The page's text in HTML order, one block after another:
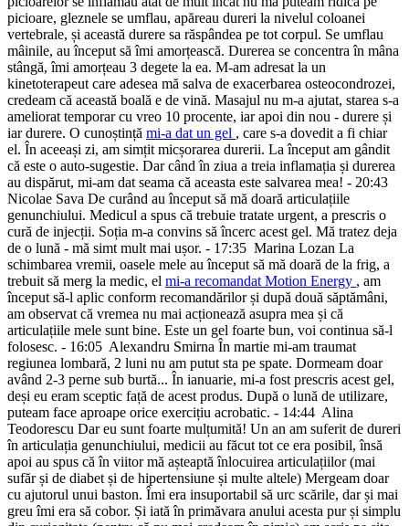
picioare, gleznele se umflau, apăreau dureri la nivelul coloanei
vertebrale, și această durere sa răspândea pe tot corpul. Se umflau
mâinile, au început să îmi amorțească. Durerea se concentra în mâna
stângă, îmi amorțeau 3 degete la ea. M-am adresat la un
kinetoterapeut care adesea mă salva de exacerbarea osteocondrozei,
credeam că această boală e de vină. Masajul nu m-a ajutat, starea s-a
ameliorat temporar cu vreo 10 procente, iar apoi din nou - durere și
iar durere. O cunoștință mi-a dat un gel , care s-a dovedit a fi chiar
el. În aceeași zi, am simțit micșorarea durerii. La început am gândit
că este o auto-sugestie. Dar când în ziua a treia inflamația și durerea
au dispărut, mi-am dat seama că aceasta este salvarea mea! - 20:43
Nicolae Sava De curând au început să mă doară articulațiile
genunchiului. Medicul a spus că trebuie tratate urgent, a prescris o
cură de injecții. Soția m-a convins să încerc acest gel. Mă tratez deja
de o lună - mă simt mult mai ușor. - 17:35 Marina Lozan La
schimbarea vremii, oasele mele au început să mă doară de la frig, a
trebuit să merg la medic, el mi-a recomandat Motion Energy , am
început să-l aplic conform recomandărilor și după două săptămâni,
am observat că vremea nu mai acționează asupra mea și că
articulațiile mele sunt bine. Este un gel foarte bun, voi continua să-l
folosesc. - 16:05 Alexandru Smirna În martie mi-am traumat
regiunea lombară, 2 luni nu am putut sta pe spate. Dormeam doar
având 2-3 perne sub burtă... În ianuarie, mi-a fost prescris acest gel,
deși eu eram sceptic față de acest produs. După o lună de utilizare,
puteam face aproape orice exercițiu acrobatic. - 14:44 Alina
Teodorescu Dar eu sunt foarte mulțumită! Un an am suferit de dureri
în articulația genunchiului, medicii au făcut tot ce era posibil, însă
apoi au spus că în viitor mă așteaptă înlocuirea articulațiilor (mai
sufăr și de diabet și de hipertensiune și multe altele) Mergeam doar
cu ajutorul unui baston. Îmi era insuportabil să urc scările, dar și mai
greu îmi era să cobor. Și iată în primăvara anului acesta pur și simplu